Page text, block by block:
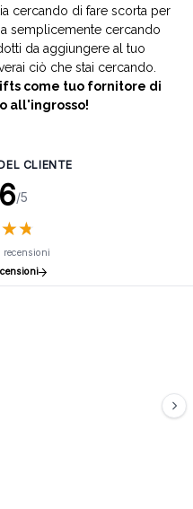
cercando di fare scorta per
semplicemente cercando
da aggiungere al tuo
ciò che stai cercando.
come tuo fornitore di
all'ingrosso!
CLIENTE
/5
★★
★★
recensioni